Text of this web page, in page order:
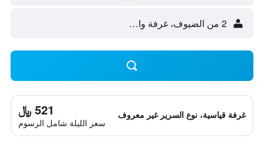
2 من الضيوف، غرفة واحدة
غرفة قياسية، نوع السرير غير معروف 521 ﷼
سعر الليلة شامل الرسوم